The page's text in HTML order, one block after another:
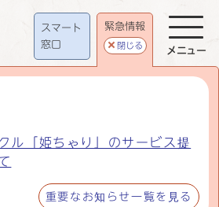
スマート
窓口
緊急情報
閉じる
ル「姫ちゃり」のサービス提
重要なお知らせ一覧を見る
メニュー